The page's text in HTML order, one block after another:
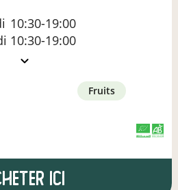
10:30-19:00
10:30-19:00
fruits
CERTIFIÉ PAR
AGRICULTURE FRANCE
ici